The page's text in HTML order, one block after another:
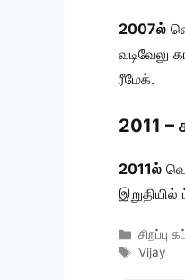
2007ல்
வடிவேலு
ரீமேக்.
2011 –
2011ல்
சிறப்பு
Tags
Vijay